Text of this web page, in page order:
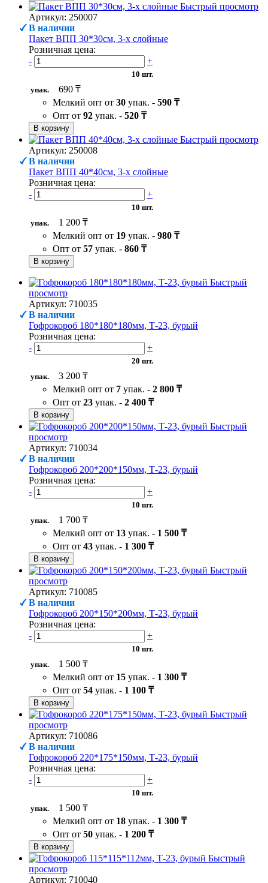
Быстрый просмотр
Артикул: 250007
В наличии
Пакет ВПП 30*30см, 3-х слойные
Розничная цена:
-
+
10 шт.
упак.
690 ₸
Мелкий опт от 30 упак. - 590 ₸
Опт от 92 упак. - 520 ₸
В корзину
Быстрый просмотр
Артикул: 250008
В наличии
Пакет ВПП 40*40см, 3-х слойные
Розничная цена:
-
+
10 шт.
упак.
1 200 ₸
Мелкий опт от 19 упак. - 980 ₸
Опт от 57 упак. - 860 ₸
В корзину
Быстрый
просмотр
Артикул: 710035
В наличии
Гофрокороб 180*180*180мм, Т-23, бурый
Розничная цена:
-
+
20 шт.
упак.
3 200 ₸
Мелкий опт от 7 упак. - 2 800 ₸
Опт от 23 упак. - 2 400 ₸
В корзину
Быстрый
просмотр
Артикул: 710034
В наличии
Гофрокороб 200*200*150мм, Т-23, бурый
Розничная цена:
-
+
10 шт.
упак.
1 700 ₸
Мелкий опт от 13 упак. - 1 500 ₸
Опт от 43 упак. - 1 300 ₸
В корзину
Быстрый
просмотр
Артикул: 710085
В наличии
Гофрокороб 200*150*200мм, Т-23, бурый
Розничная цена:
-
+
10 шт.
упак.
1 500 ₸
Мелкий опт от 15 упак. - 1 300 ₸
Опт от 54 упак. - 1 100 ₸
В корзину
Быстрый
просмотр
Артикул: 710086
В наличии
Гофрокороб 220*175*150мм, Т-23, бурый
Розничная цена:
-
+
10 шт.
упак.
1 500 ₸
Мелкий опт от 18 упак. - 1 300 ₸
Опт от 50 упак. - 1 200 ₸
В корзину
Быстрый
просмотр
Артикул: 710040